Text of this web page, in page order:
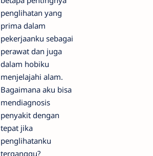
penglihatan yang
prima dalam
pekerjaanku sebagai
perawat dan juga
dalam hobiku
menjelajahi alam.
Bagaimana aku bisa
mendiagnosis
penyakit dengan
tepat jika
penglihatanku
terganggu?